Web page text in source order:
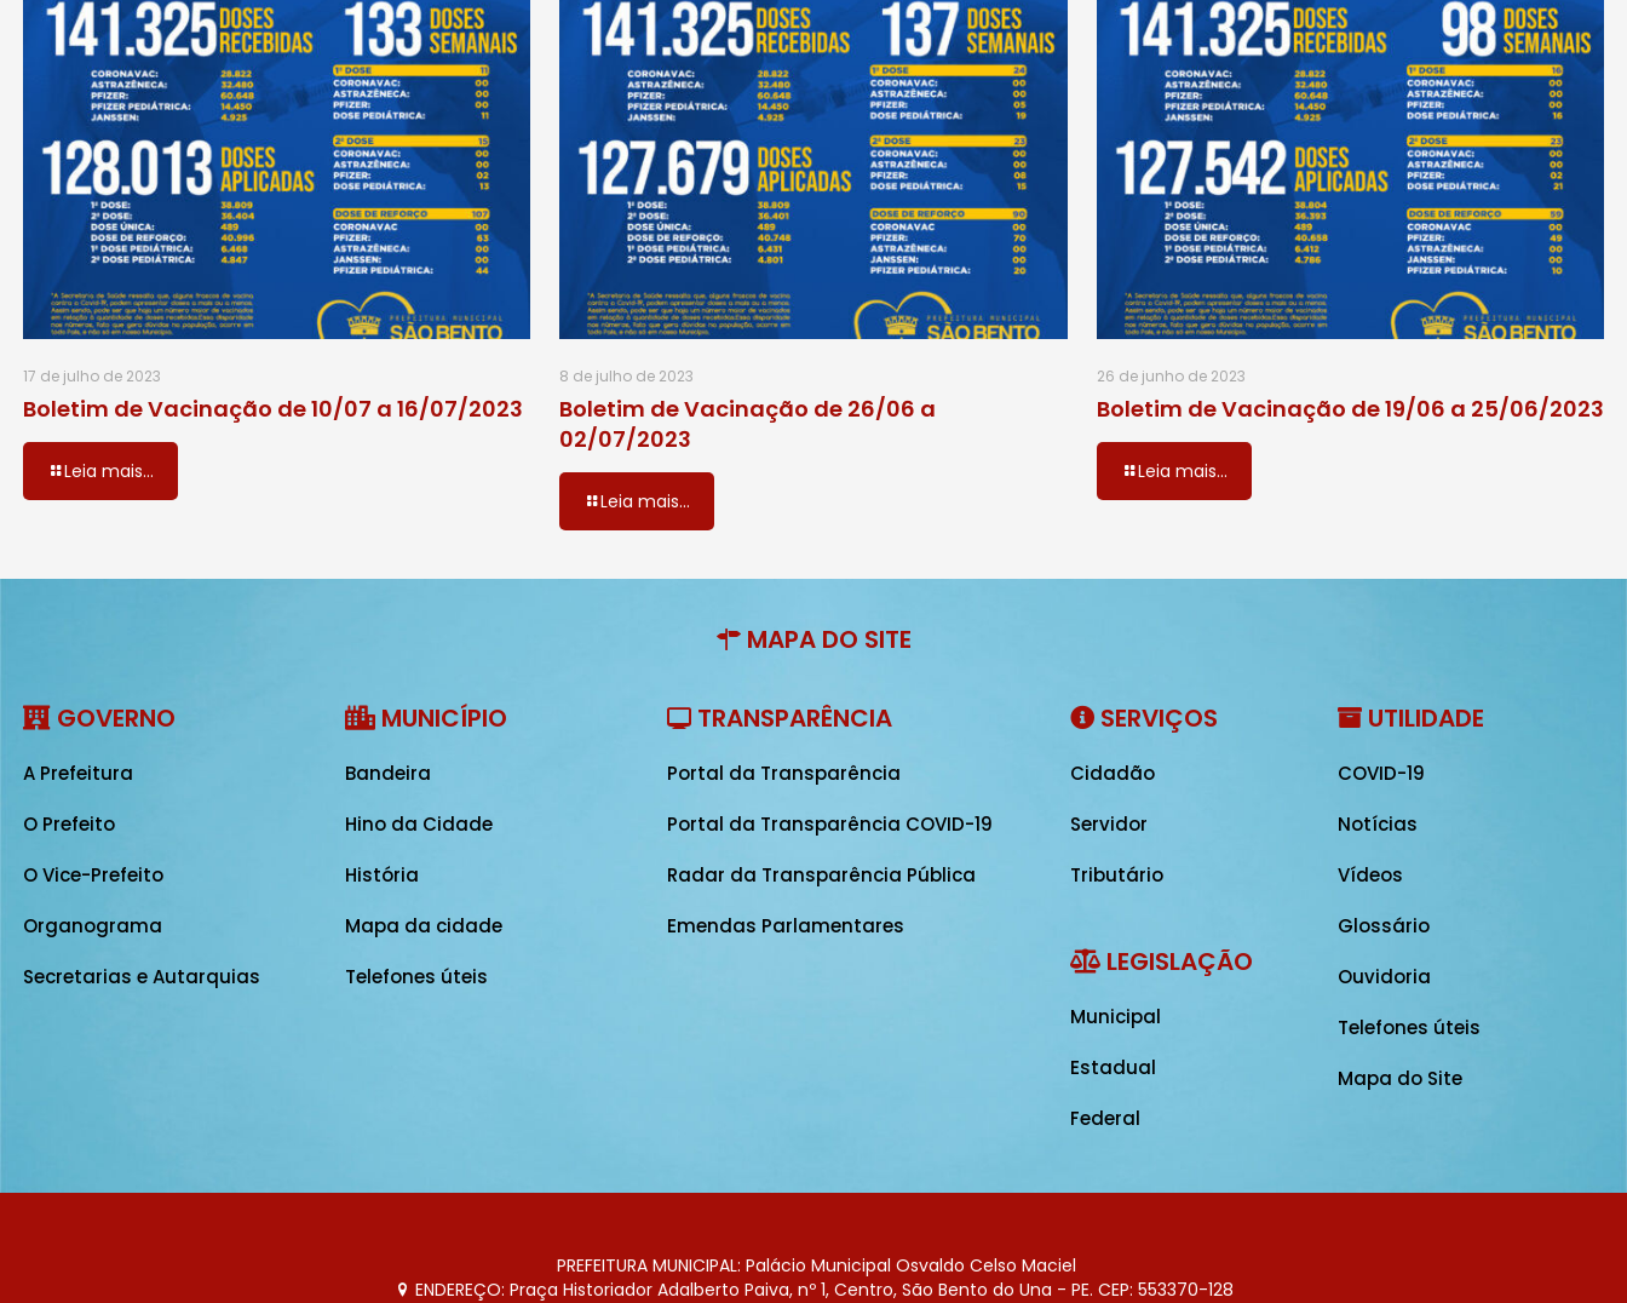
17 de julho de 2023
Boletim de Vacinação de 10/07 a 16/07/2023
Leia mais...
8 de julho de 2023
Boletim de Vacinação de 26/06 a
02/07/2023
Leia mais...
26 de junho de 2023
Boletim de Vacinação de 19/06 a 25/06/2023
Leia mais...
MAPA DO SITE
GOVERNO
A Prefeitura
O Prefeito
O Vice-Prefeito
Organograma
Secretarias e Autarquias
MUNICÍPIO
Bandeira
Hino da Cidade
História
Mapa da cidade
Telefones úteis
TRANSPARÊNCIA
Portal da Transparência
Portal da Transparência COVID-19
Radar da Transparência Pública
Emendas Parlamentares
SERVIÇOS
Cidadão
Servidor
Tributário
LEGISLAÇÃO
Municipal
Estadual
Federal
UTILIDADE
COVID-19
Notícias
Vídeos
Glossário
Ouvidoria
Telefones úteis
Mapa do Site
PREFEITURA MUNICIPAL: Palácio Municipal Osvaldo Celso Maciel
ENDEREÇO: Praça Historiador Adalberto Paiva, nº 1, Centro, São Bento do Una - PE. CEP: 553370-128